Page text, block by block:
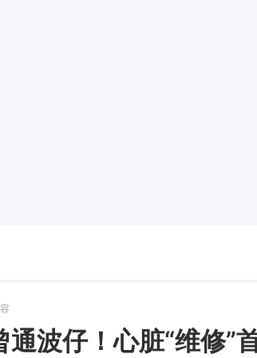
通波仔！心脏“维修”